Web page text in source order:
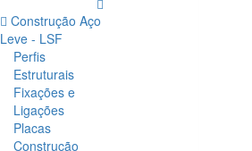
Construção Aço
Leve - LSF
Perfis
Estruturais
Fixações e
Ligações
Placas
Construção